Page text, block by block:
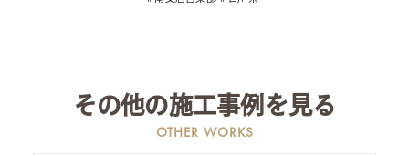
その他の施工事例を見る
OTHER WORKS